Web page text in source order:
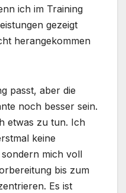
ich im Training
gezeigt
herangekommen
passt, aber die
noch besser sein.
etwas zu tun. Ich
keine
mich voll
bis zum
Es ist